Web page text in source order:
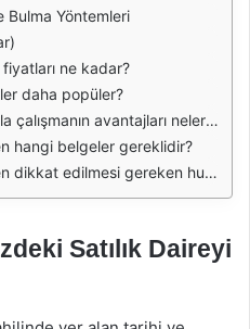
Bulma Yöntemleri
fiyatları ne kadar?
daha popüler?
avantajları nelerdir?
hangi belgeler gereklidir?
gereken hukuki süreçler nelerdir?
Satılık Daireyi